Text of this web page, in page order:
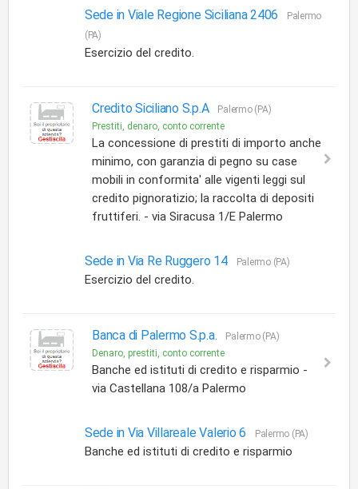
Sede in Viale Regione Siciliana 2406
Palermo
(PA)
Esercizio del credito.
Credito Siciliano S.p.A
Palermo (PA)
Prestiti, denaro, conto corrente
La concessione di prestiti di importo anche
minimo, con garanzia di pegno su case
mobili in conformita' alle vigenti leggi sul
credito pignoratizio; la raccolta di depositi
fruttiferi. - via Siracusa 1/E Palermo
Sede in Via Re Ruggero 14 Palermo (PA)
Esercizio del credito.
Banca di Palermo S.p.a.
Palermo (PA)
Denaro, prestiti, conto corrente
Banche ed istituti di credito e risparmio -
via Castellana 108/a Palermo
Sede in Via Villareale Valerio 6 Palermo (PA)
Banche ed istituti di credito e risparmio